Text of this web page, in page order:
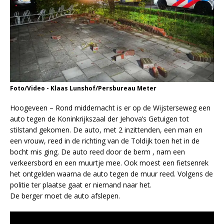
Foto/Video - Klaas Lunshof/Persbureau Meter
Hoogeveen – Rond middernacht is er op de Wijsterseweg een
auto tegen de Koninkrijkszaal der Jehova’s Getuigen tot
stilstand gekomen. De auto, met 2 inzittenden, een man en
een vrouw, reed in de richting van de Toldijk toen het in de
bocht mis ging. De auto reed door de berm , nam een
verkeersbord en een muurtje mee. Ook moest een fietsenrek
het ontgelden waarna de auto tegen de muur reed. Volgens de
politie ter plaatse gaat er niemand naar het.
De berger moet de auto afslepen.